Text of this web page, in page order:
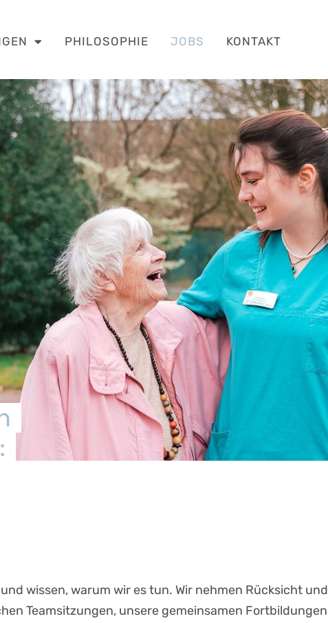
PHILOSOPHIE JOBS KONTAKT
wissen, warum wir es tun. Wir nehmen Rücksicht und
Teamsitzungen, unsere gemeinsamen Fortbildungen